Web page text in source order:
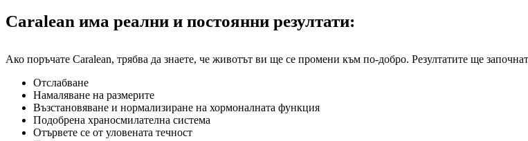
Caralean има реални и постоянни резултати:
Ако поръчате Caralean, трябва да знаете, че животът ви ще се промени към по-добро. Резултатите ще
Отслабване
Намаляване на размерите
Възстановяване и нормализиране на хормоналната функция
Подобрена храносмилателна система
Отървете се от уловената течност